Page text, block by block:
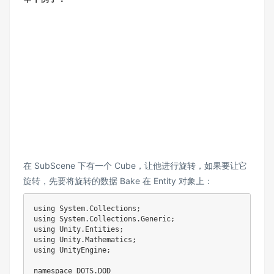
在 SubScene 下有一个 Cube，让他进行旋转，如果要让它
旋转，先要将旋转的数据 Bake 在 Entity 对象上：
using System.Collections;
using System.Collections.Generic;
using Unity.Entities;
using Unity.Mathematics;
using UnityEngine;
namespace DOTS.DOD